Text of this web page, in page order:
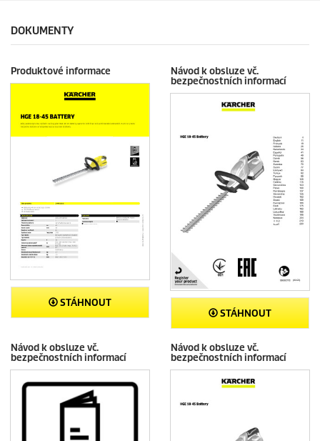
2
r
c
e
z
í
DOKUMENTY
Produktové informace
STÁHNOUT
Návod k obsluze vč.
bezpečnostních informací
STÁHNOUT
Návod k obsluze vč.
bezpečnostních informací
Návod k obsluze vč.
bezpečnostních informací